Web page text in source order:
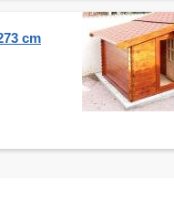
cm